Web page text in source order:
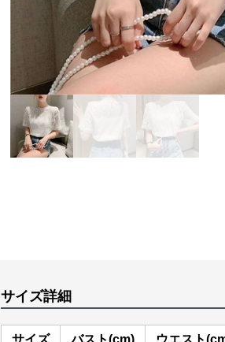
サイズ詳細
サイズ バスト(cm) ウエスト